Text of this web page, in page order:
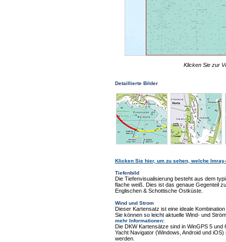
Klicken Sie zur
Detaillierte Bilder
Klicken Sie hier, um zu sehen, welche
Tiefenbild
Die Tiefenvisualisierung besteht aus dem
flache weiß. Dies ist das genaue Gegenteil
Englischen & Schottische Ostküste.
Wind und Strom
Dieser Kartensatz ist eine ideale
Sie können so leicht aktuelle Wind- und
mehr Informationen:
Die DKW Kartensätze sind in WinGPS 5
Yacht Navigator (Windows, Android und
werden.